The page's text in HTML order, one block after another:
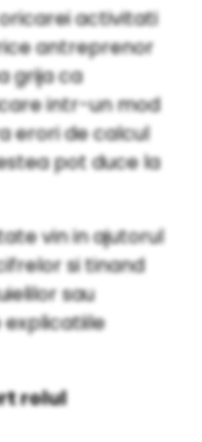
activitati
antreprenor
grija ca
intr-un mod
erori de calcul
pot duce la
vin in ajutorul
si tinand
sau
explicatiile
rolul